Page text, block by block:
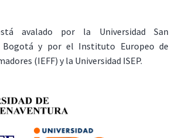
avalado por la Universidad San
Bogotá y por el Instituto Europeo de
(IEFF) y la Universidad ISEP.